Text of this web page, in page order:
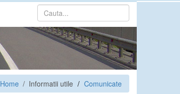
Home / Informatii utile Comunicate